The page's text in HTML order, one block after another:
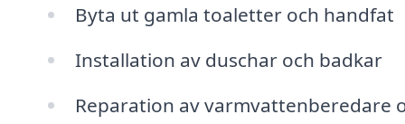
Byta ut gamla toaletter och handfat
Installation av duschar och badkar
Reparation av varmvattenberedare